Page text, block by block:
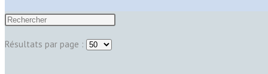
Résultats par page :